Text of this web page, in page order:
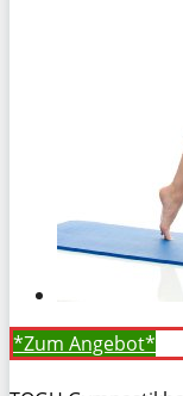
*Zum Angebot*